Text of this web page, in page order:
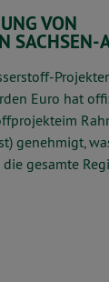
VON
SACHSEN-
Euro hat
im
genehmigt,
gesamte